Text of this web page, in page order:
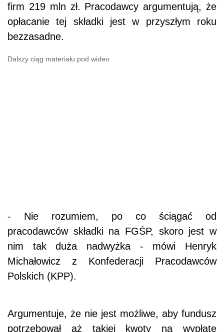
firm 219 mln zł. Pracodawcy argumentują, że
opłacanie tej składki jest w przyszłym roku
bezzasadne.
Dalszy ciąg materiału pod wideo
- Nie rozumiem, po co ściągać od
pracodawców składki na FGŚP, skoro jest w
nim tak duża nadwyżka - mówi Henryk
Michałowicz z Konfederacji Pracodawców
Polskich (KPP).
Argumentuje, że nie jest możliwe, aby fundusz
potrzebował aż takiej kwoty na wypłatę